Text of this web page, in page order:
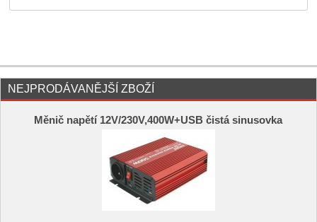
NEJPRODÁVANĚJŠÍ ZBOŽÍ
Měnič napětí 12V/230V,400W+USB čistá sinusovka